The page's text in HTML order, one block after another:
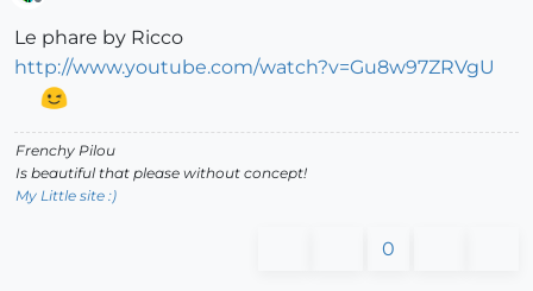
Offline
Le phare by Ricco
http://www.youtube.com/watch?v=Gu8w97ZRVgU
Frenchy Pilou
Is beautiful that please without concept!
My Little site :)
0